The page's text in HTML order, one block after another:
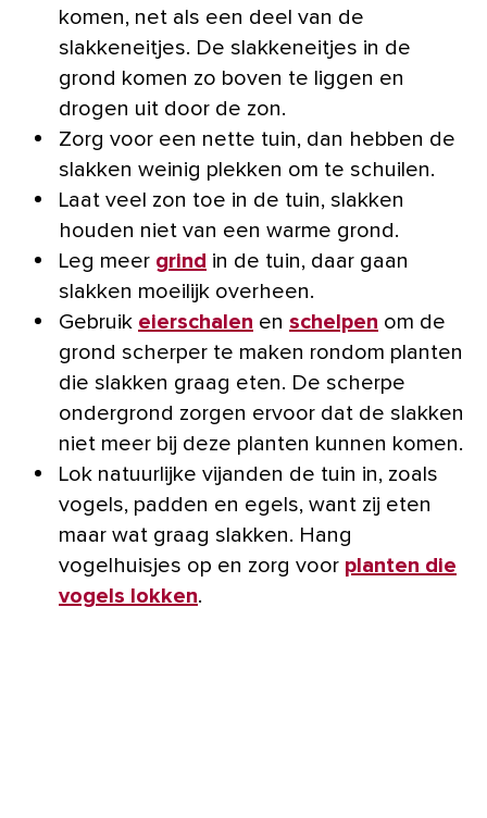
komen, net als een deel van de
slakkeneitjes. De slakkeneitjes in de
grond komen zo boven te liggen en
drogen uit door de zon.
Zorg voor een nette tuin, dan hebben de
slakken weinig plekken om te schuilen.
Laat veel zon toe in de tuin, slakken
houden niet van een warme grond.
Leg meer grind in de tuin, daar gaan
slakken moeilijk overheen.
Gebruik eierschalen en schelpen om de
grond scherper te maken rondom planten
die slakken graag eten. De scherpe
ondergrond zorgen ervoor dat de slakken
niet meer bij deze planten kunnen komen.
Lok natuurlijke vijanden de tuin in, zoals
vogels, padden en egels, want zij eten
maar wat graag slakken. Hang
vogelhuisjes op en zorg voor planten die
vogels lokken.